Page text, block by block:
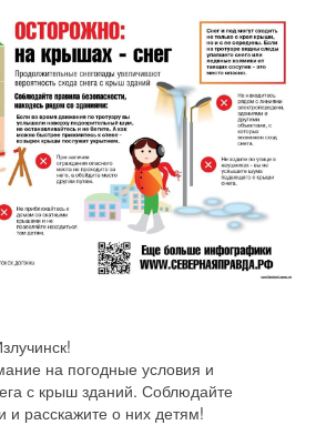
на погодные условия и
с крыш зданий. Соблюдайте
и расскажите о них детям!